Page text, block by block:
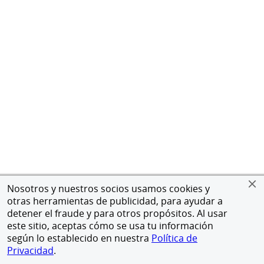
Nosotros y nuestros socios usamos cookies y
otras herramientas de publicidad, para ayudar a
detener el fraude y para otros propósitos. Al usar
este sitio, aceptas cómo se usa tu información
según lo establecido en nuestra Política de
Privacidad.